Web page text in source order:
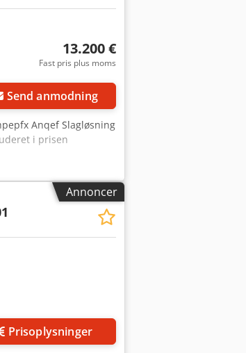
13.200 €
Fast pris plus moms
Send anmodning
Anqef Slagløsning
i prisen
Annoncer
Prisoplysninger